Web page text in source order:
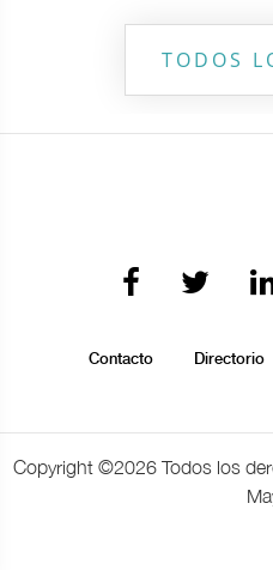
TODOS
Contacto Directorio
Copyright ©2026 Todos los